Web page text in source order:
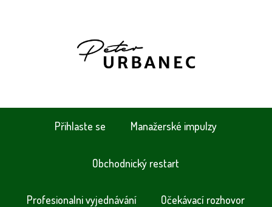
Přihlaste se Manažerské impulzy
Obchodnický restart
Profesionalni vyjednávání Očekávací rozhovor